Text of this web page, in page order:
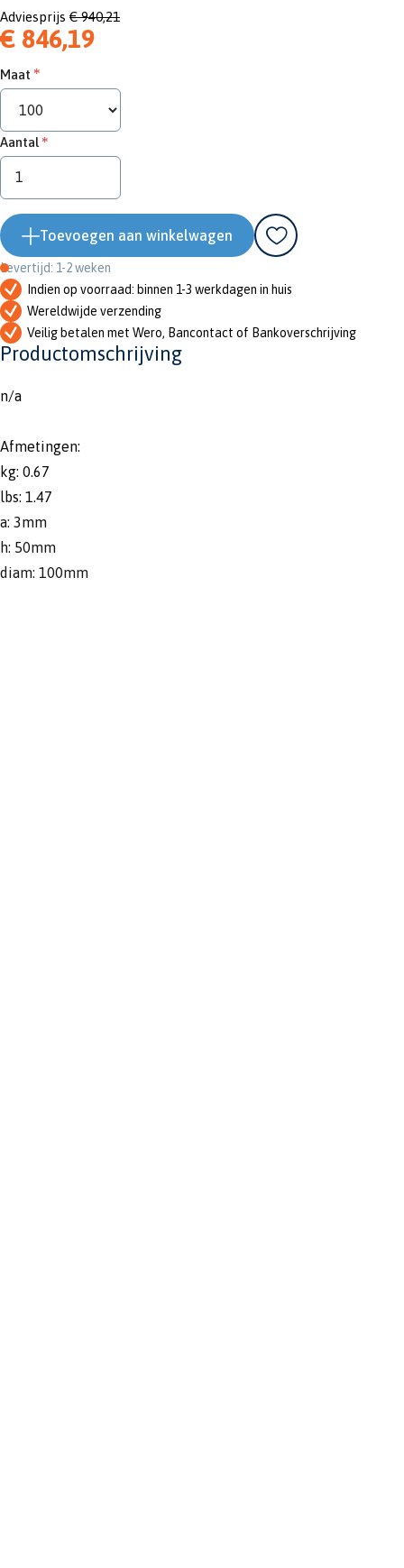
Adviesprijs € 940,21
€ 846,19
Maat
Aantal
Toevoegen aan winkelwagen
Levertijd: 1-2 weken
Indien op voorraad: binnen 1-3 werkdagen in huis
Wereldwijde verzending
Veilig betalen met Wero, Bancontact of Bankoverschrijving
Productomschrijving
n/a
Afmetingen:
kg: 0.67
lbs: 1.47
a: 3mm
h: 50mm
diam: 100mm